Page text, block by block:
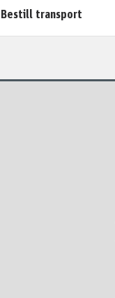
Bestill transport